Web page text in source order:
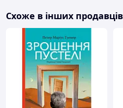
Схоже в інших продавців